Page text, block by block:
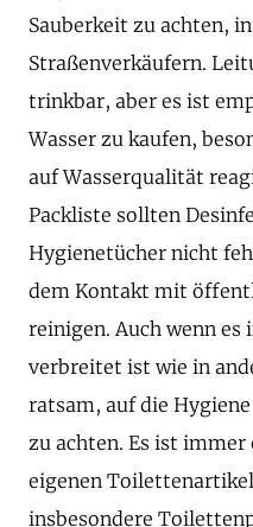
Sauberkeit zu achten,
Straßenverkäufern.
trinkbar, aber es ist
Wasser zu kaufen,
auf Wasserqualität
Packliste sollten
Hygienetücher nicht
dem Kontakt mit
reinigen. Auch wenn
verbreitet ist wie in
ratsam, auf die
zu achten. Es ist immer
eigenen
insbesondere